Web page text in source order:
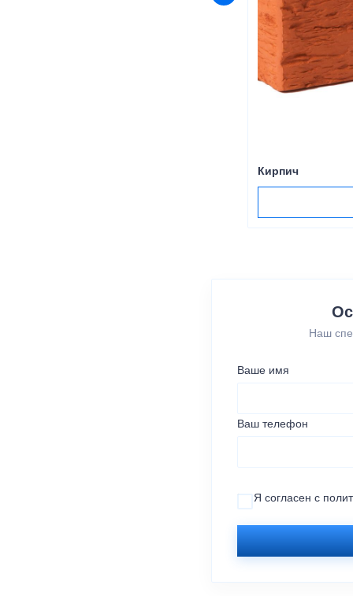
Кирпич
Наш
Ваше имя
Ваш телефон
Я согласен с